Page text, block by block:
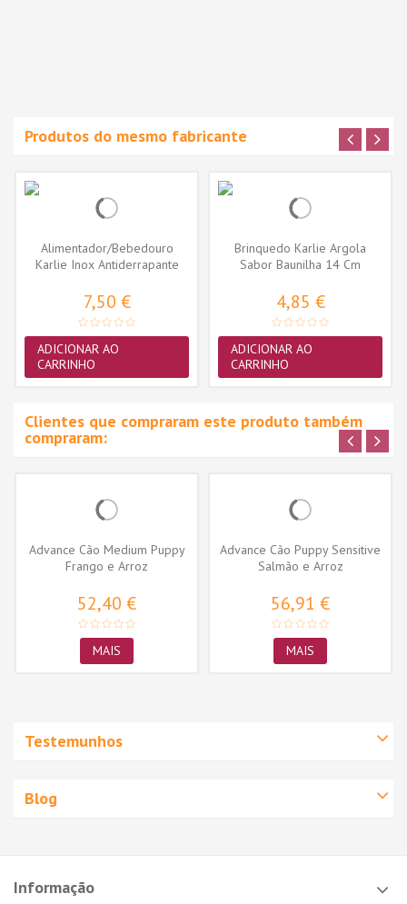
Produtos do mesmo fabricante
Alimentador/Bebedouro
Karlie Inox Antiderrapante
7,50 €
ADICIONAR AO
CARRINHO
Brinquedo Karlie Argola
Sabor Baunilha 14 Cm
4,85 €
ADICIONAR AO
CARRINHO
Clientes que compraram este produto também
compraram:
Advance Cão Medium Puppy
Frango e Arroz
52,40 €
MAIS
Advance Cão Puppy Sensitive
Salmão e Arroz
56,91 €
MAIS
Testemunhos
Blog
Informação